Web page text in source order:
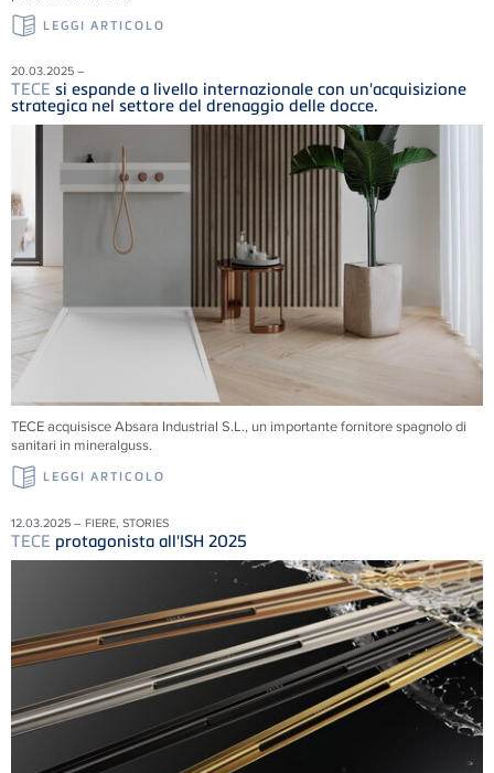
LEGGI ARTICOLO
20.03.2025 –
TECE si espande a livello internazionale con un'acquisizione
strategica nel settore del drenaggio delle docce.
TECE acquisisce Absara Industrial S.L., un importante fornitore spagnolo di
sanitari in mineralguss.
LEGGI ARTICOLO
12.03.2025 – FIERE, STORIES
TECE protagonista all'ISH 2025